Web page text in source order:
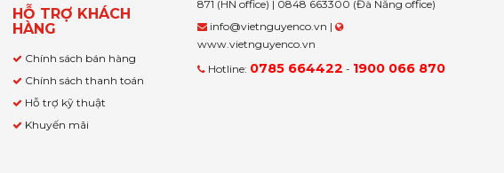
HỖ TRỢ KHÁCH
HÀNG
Chính sách bán hàng
Chính sách thanh toán
Hỗ trợ kỹ thuật
Khuyến mãi
871 (HN office) | 0848 663300 (Đà Nẵng office)
info@vietnguyenco.vn |
www.vietnguyenco.vn
Hotline: 0785 664422 - 1900 066 870